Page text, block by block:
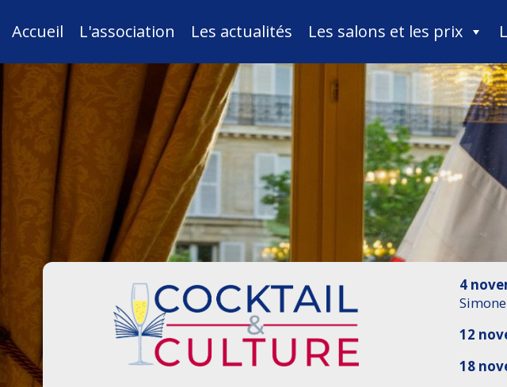
Accueil L'association Les actualités Les salons et les prix
4
12
18